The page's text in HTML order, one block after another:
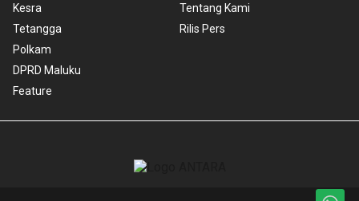
Kesra
Tetangga
Polkam
DPRD Maluku
Feature
Tentang Kami
Rilis Pers